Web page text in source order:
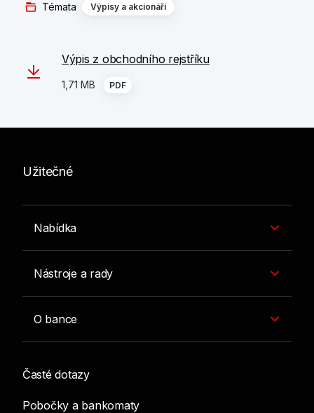
Témata Výpisy a akcionáři
Výpis z obchodního rejstříku
1,71 MB PDF
Užitečné
Nabídka
Nástroje a rady
O bance
Časté dotazy
Pobočky a bankomaty